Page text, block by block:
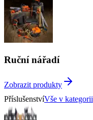
Ruční nářadí
Zobrazit produkty
PříslušenstvíVše v kategorii